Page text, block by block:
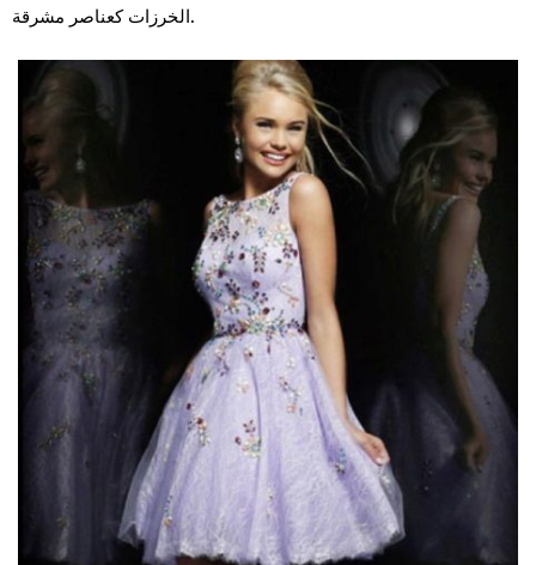
الخرزات كعناصر مشرقة.